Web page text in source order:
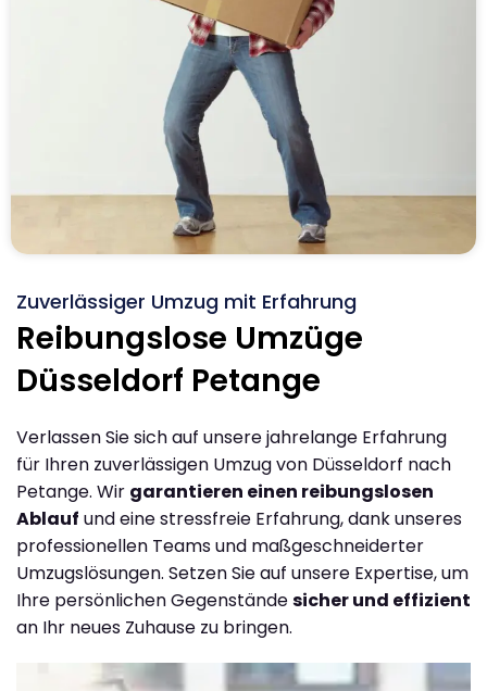
Zuverlässiger Umzug mit Erfahrung
Reibungslose Umzüge
Düsseldorf Petange
Verlassen Sie sich auf unsere jahrelange Erfahrung
für Ihren zuverlässigen Umzug von Düsseldorf nach
Petange. Wir garantieren einen reibungslosen
Ablauf und eine stressfreie Erfahrung, dank unseres
professionellen Teams und maßgeschneiderter
Umzugslösungen. Setzen Sie auf unsere Expertise, um
Ihre persönlichen Gegenständesicher und effizient
an Ihr neues Zuhause zu bringen.